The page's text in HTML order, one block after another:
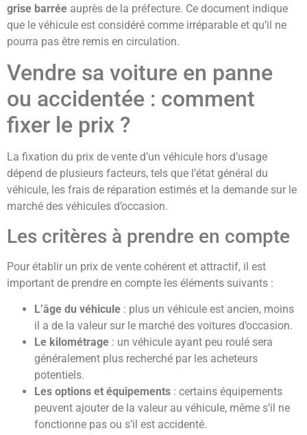
grise barrée auprès de la préfecture. Ce document indique
que le véhicule est considéré comme irréparable et qu’il ne
pourra pas être remis en circulation.
Vendre sa voiture en panne
ou accidentée : comment
fixer le prix ?
La fixation du prix de vente d’un véhicule hors d’usage
dépend de plusieurs facteurs, tels que l’état général du
véhicule, les frais de réparation estimés et la demande sur le
marché des véhicules d’occasion.
Les critères à prendre en compte
Pour établir un prix de vente cohérent et attractif, il est
important de prendre en compte les éléments suivants :
L’âge du véhicule : plus un véhicule est ancien, moins
il a de la valeur sur le marché des voitures d’occasion.
Le kilométrage : un véhicule ayant peu roulé sera
généralement plus recherché par les acheteurs
potentiels.
Les options et équipements : certains équipements
peuvent ajouter de la valeur au véhicule, même s’il ne
fonctionne pas ou s’il est accidenté.